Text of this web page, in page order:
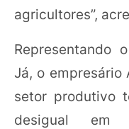
agricultores”,
Representando
Já, o empresário
setor produtivo
desigual em